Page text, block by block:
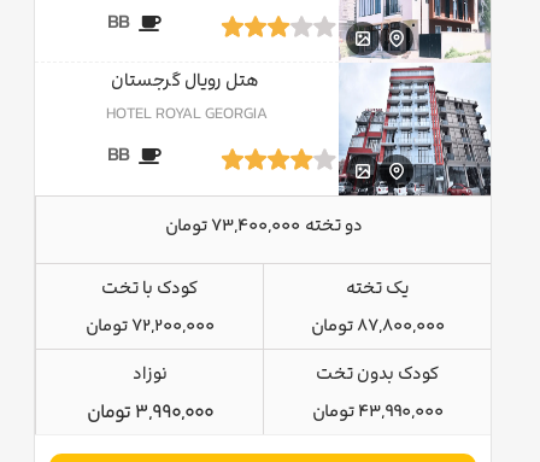
BB
هتل رویال گرجستان
HOTEL ROYAL GEORGIA
BB
دو تخته 73,400,000 تومان
یک تخته
87,800,000 تومان
کودک با تخت
72,200,000 تومان
کودک بدون تخت
43,990,000 تومان
نوزاد
3,990,000 تومان